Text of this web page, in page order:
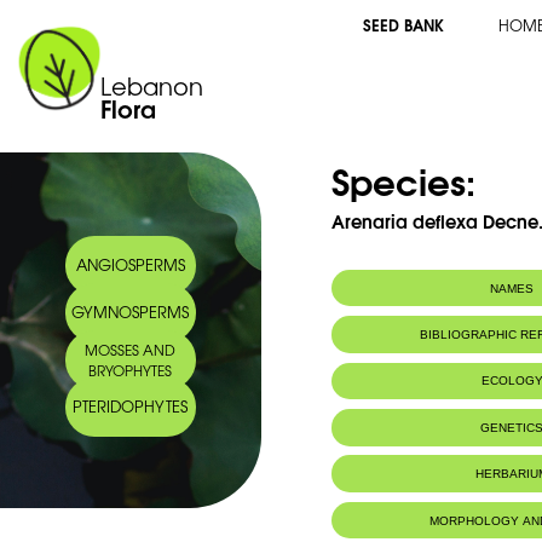
Lebanon
Flora
SEED BANK
ANGIOSPERMS
GYMNOSPERMS
MOSSES AND
BRYOPHYTES
PTERIDOPHYTES
Species:
Arenaria deflexa
NAMES
BIBLIOGRAPHIC
ECOLOGY
The east
MORPHOLOGY